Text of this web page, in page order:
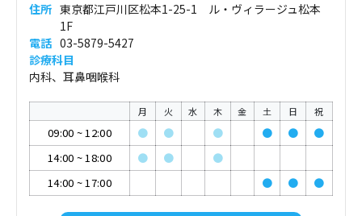
住所 東京都江戸川区松本1-25-1 ル・ヴィラージュ松本
1F
電話 03-5879-5427
診療科目
内科、耳鼻咽喉科
月 火 水 木 金 土 日 祝
09:00 ~12:00 ● ● ● ● ●
●
14:00 ~18:00 ● ●
●
14:00 ~17:00 ● ● ●